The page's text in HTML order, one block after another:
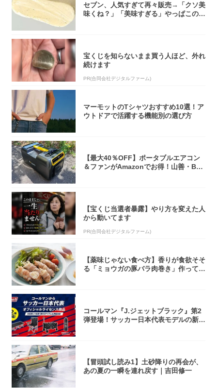
セブン、人気すぎて再々販売→「クソ美
味くね？」「美味すぎる」やっぱこのク
宝くじを知らないまま買う人ほど、外れ
続けます
PR(合同会社デジタルファーム)
マーモットのTシャツおすすめ10選！ア
ウトドアで活躍する機能別の選び方
【最大40％OFF】ポータブルエアコン
＆ファンがAmazonでお得！山善・Bo
【宝くじ当選者暴露】やり方を変えた人
から動いてます
PR(合同会社デジタルファーム)
【薬味じゃない食べ方】香りが食欲そそ
る「ミョウガの豚バラ肉巻き」作ってみ
コールマン『J.ジェットブラック』第2
弾登場！サッカー日本代表モデルの新作
【冒頭試し読み1】土砂降りの再会が、
あの夏の一瞬を連れ戻す｜吉田修一